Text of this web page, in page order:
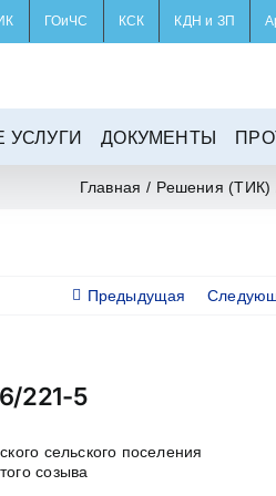
ГОиЧС КСК КДН и ЗП
ДОКУМЕНТЫ
Главная / Решения (ТИК)
Предыдущая
221-5
сельского поселения
созыва